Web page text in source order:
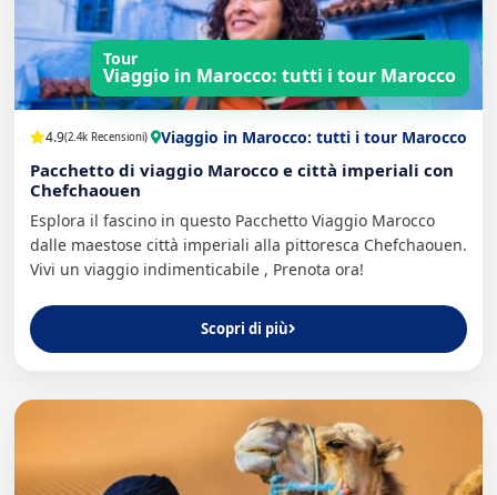
Tour
Viaggio in Marocco: tutti i tour Marocco
4.9(2.4k Recensioni) Viaggio in Marocco: tutti i tour Marocco
Pacchetto di viaggio Marocco e città imperiali con
Chefchaouen
Esplora il fascino in questo Pacchetto Viaggio Marocco
dalle maestose città imperiali alla pittoresca Chefchaouen.
Vivi un viaggio indimenticabile , Prenota ora!
Scopri di più